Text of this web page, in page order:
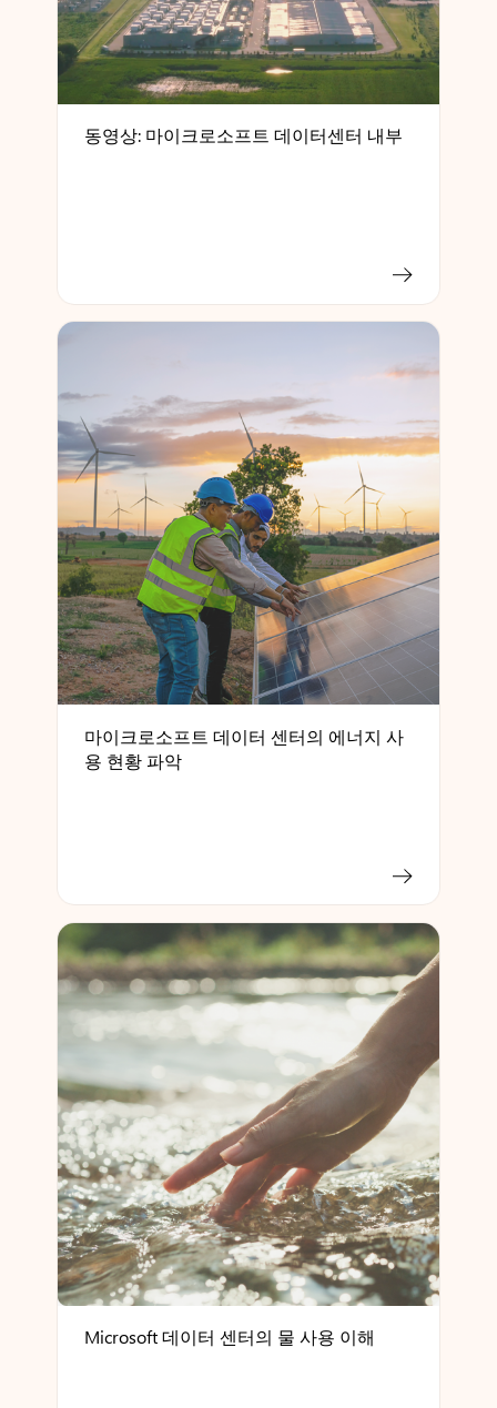
동영상: 마이크로소프트 데이터센터 내부
마이크로소프트 데이터 센터의 에너지 사
용 현황 파악
Microsoft 데이터 센터의 물 사용 이해